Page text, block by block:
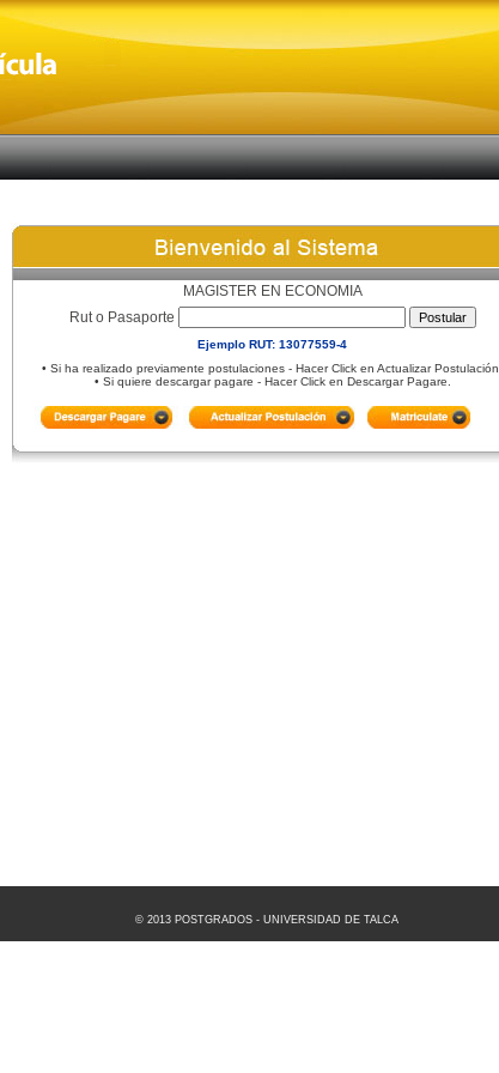
MAGISTER EN ECONOMIA
Rut o Pasaporte
Ejemplo RUT: 13077559-4
• Si ha realizado previamente postulaciones - Hacer Click en Actualizar Postulación.
• Si quiere descargar pagare - Hacer Click en Descargar Pagare.
© 2013 POSTGRADOS - UNIVERSIDAD DE TALCA